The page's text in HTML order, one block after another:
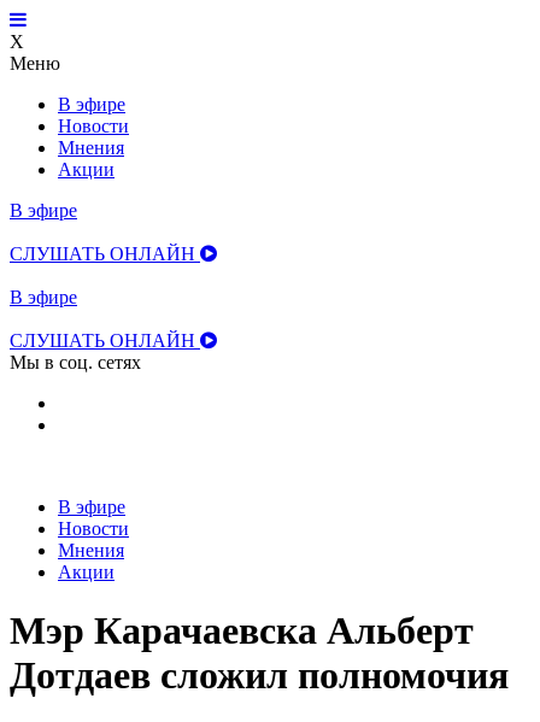
X
Меню
В эфире
Новости
Мнения
Акции
В эфире
СЛУШАТЬ ОНЛАЙН
В эфире
СЛУШАТЬ ОНЛАЙН
Мы в соц. сетях
В эфире
Новости
Мнения
Акции
Мэр Карачаевска Альберт
Дотдаев сложил полномочия